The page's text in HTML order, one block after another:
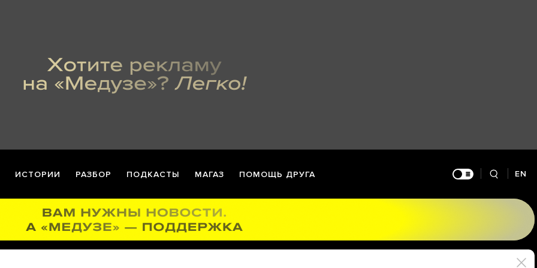
ИСТОРИИ РАЗБОР ПОДКАСТЫ МАГАЗ ПОМОЩЬ ДРУГА EN